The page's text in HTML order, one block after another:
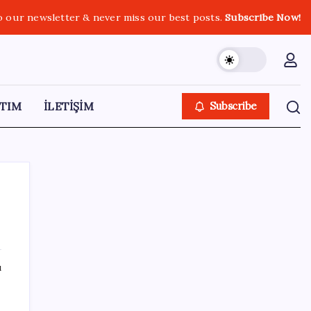
our newsletter & never miss our best posts.Subscribe Now!
İLETİŞİM Subscribe